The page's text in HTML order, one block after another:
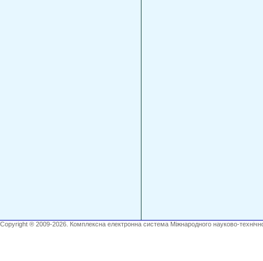
Copyright ® 2009-2026. Комплексна електронна система Міжнародного науково-